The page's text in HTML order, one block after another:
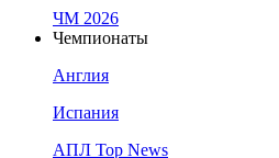
ЧМ 2026
Чемпионаты
Англия
Испания
АПЛ Top News